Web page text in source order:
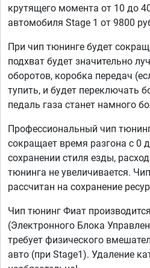
крутящего момента от 10 до
автомобиля Stage 1 от 9800
При чип тюнинге будет
подхват будет значительно
оборотов, коробка передач
тупить, и будет переключать
педаль газа станет намного
Профессиональный чип
сокращает время разгона с 0
сохранении стиля езды,
тюнинга не увеличивается.
рассчитан на сохранение
Чип тюнинг Фиат
(Электронного Блока
требует физического
авто (при Stage1). Удаление